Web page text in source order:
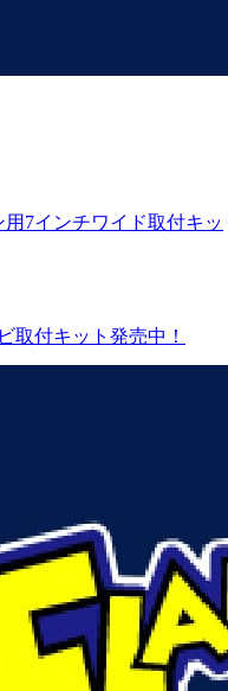
7インチワイド取付キッ
取付キット発売中！